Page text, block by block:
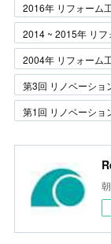
2016年 リフォーム
2014 ~ 2015年 リフ
2004年 リフォーム
第3回 リノベーショ
第1回 リノベーショ